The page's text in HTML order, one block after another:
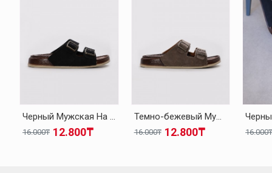
Черный Мужская На Плоской Подошве Тапочки-Шлепанцы 001GA54201
12.800₸
16.000₸
Темно-бежевый Мужская На Плоской Подошве Тапочки-Шлепанцы 001GA54201
12.800₸
16.000₸ 16.000₸